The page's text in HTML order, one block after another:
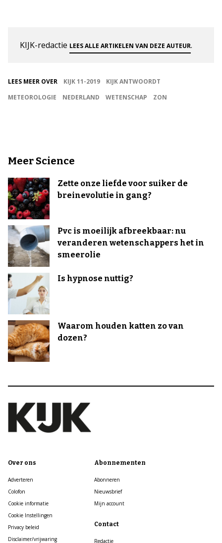
KIJK-redactie LEES ALLE ARTIKELEN VAN DEZE AUTEUR.
LEES MEER OVER KIJK 11-2019
KIJK ANTWOORDT
METEOROLOGIE
NEDERLAND WETENSCHAP ZON
Meer Science
Zette onze liefde voor suiker de
breinevolutie in gang?
Pvc is moeilijk afbreekbaar: nu
veranderen wetenschappers het in
smeerolie
Is hypnose nuttig?
Waarom houden katten zo van
dozen?
Over ons
Adverteren
Colofon
Cookie informatie
Cookie Instellingen
Privacy beleid
Disclaimer/vrijwaring
Abonnementen
Abonneren
Nieuwsbrief
Mijn account
Contact
Redactie